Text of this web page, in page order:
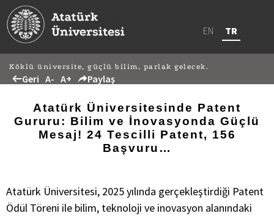
EN TR
Köklü üniversite, güçlü bilim, parlak gelecek.
Geri A- A+ Paylaş
Atatürk Üniversitesinde Patent
Gururu: Bilim ve İnovasyonda Güçlü
Mesaj! 24 Tescilli Patent, 156
Başvuru…
Atatürk Üniversitesi, 2025 yılında gerçekleştirdiği Patent
Ödül Töreni ile bilim, teknoloji ve inovasyon alanındaki